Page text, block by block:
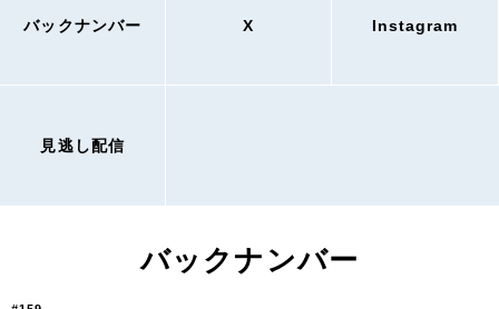
バックナンバー X Instagram
見逃し配信
バックナンバー